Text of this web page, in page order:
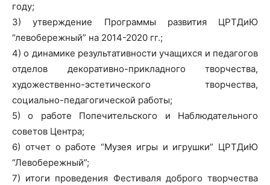
году;
3) утверждение Программы развития ЦРТДиЮ
“левобережный” на 2014-2020 гг.;
4) о динамике результативности учащихся и педагогов
отделов декоративно-прикладного творчества,
художественно-эстетического творчества,
социально-педагогической работы;
5) о работе Попечительского и Наблюдательного
советов Центра;
6) отчет о работе “Музея игры и игрушки” ЦРТДиЮ
“Левобережный”;
7) итоги проведения Фестиваля доброго творчества